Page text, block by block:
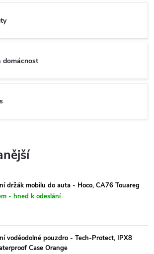
domácnost
držák mobilu do auta - Hoco, CA76 Touareg
- hned k odeslání
voděodolné pouzdro - Tech-Protect, IPX8
Case Orange